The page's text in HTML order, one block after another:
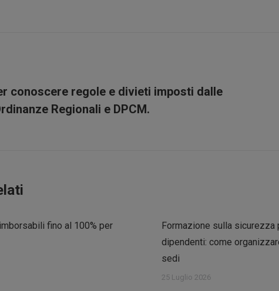
conoscere regole e divieti imposti dalle
Regionali e DPCM.
fino al 100% per
Formazione sulla sicurezza
dipendenti: come
sedi
25 Luglio 2026